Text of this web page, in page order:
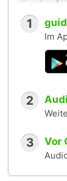
1
Im
2
3 Vor